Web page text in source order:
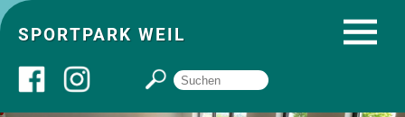
SPORTPARK WEIL